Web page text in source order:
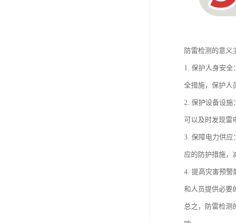
防雷检测的意义
1. 保护人身安全
全措施，保护人
2. 保护设备设施
可以及时发现雷
3. 保障电力供应
应的防护措施，
4. 提高灾害预警
和人员提供必要
总之，防雷检测